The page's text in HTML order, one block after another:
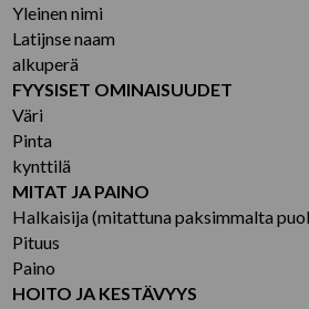
Yleinen nimi
Latijnse naam
alkuperä
FYYSISET OMINAISUUDET
Väri
Pinta
kynttilä
MITAT JA PAINO
Halkaisija (mitattuna paksimmalta
Pituus
Paino
HOITO JA KESTÄVYYS